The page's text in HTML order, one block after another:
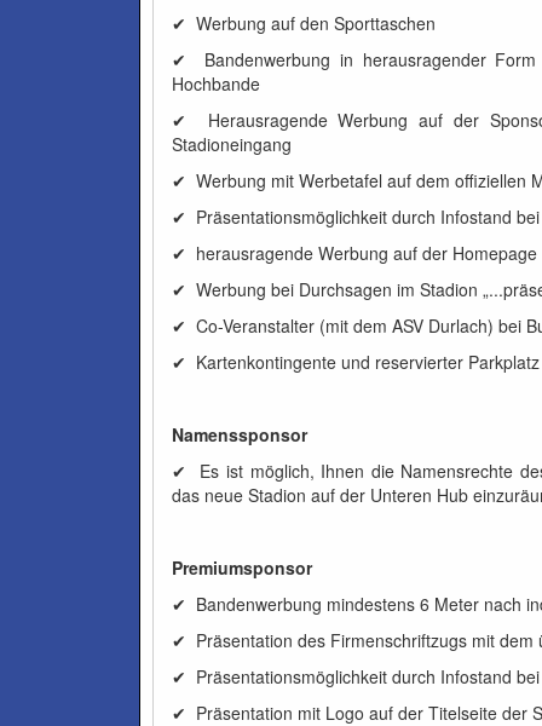
✔ Werbung auf den Sporttaschen
✔ Bandenwerbung in herausragender
Hochbande
✔ Herausragende Werbung auf der
Stadioneingang
✔ Werbung mit Werbetafel auf dem offiziellen
✔ Präsentationsmöglichkeit durch Infostand
✔ herausragende Werbung auf der Homepage
✔ Werbung bei Durchsagen im Stadion
✔ Co-Veranstalter (mit dem ASV Durlach) bei
✔ Kartenkontingente und reservierter Parkplatz
Namenssponsor
✔ Es ist möglich, Ihnen die Namensrechte
das neue Stadion auf der Unteren Hub
Premiumsponsor
✔ Bandenwerbung mindestens 6 Meter nach
✔ Präsentation des Firmenschriftzugs mit dem
✔ Präsentationsmöglichkeit durch Infostand
✔ Präsentation mit Logo auf der Titelseite der